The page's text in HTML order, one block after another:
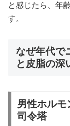
と感じたら、年
す。
なぜ年代で
と皮脂の深
男性ホルモ
司令塔